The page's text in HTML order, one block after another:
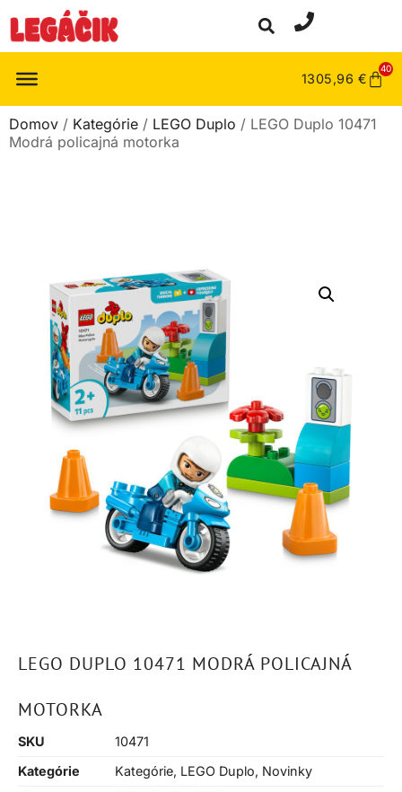
1305,96 €
40
Domov / Kategórie / LEGO Duplo / LEGO Duplo 10471
Modrá policajná motorka
LEGO DUPLO 10471 MODRÁ POLICAJNÁ
MOTORKA
SKU
10471
Kategórie
Kategórie, LEGO Duplo, Novinky